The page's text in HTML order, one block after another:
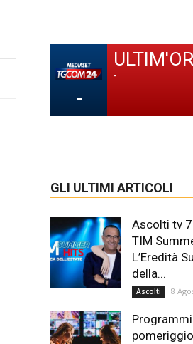
-
-
GLI ULTIMI ARTICOLI
Ascolti tv
TIM
L’Eredità
della...
Ascolti 8